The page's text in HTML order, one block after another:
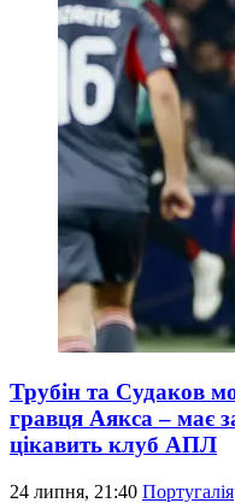
Трубін та Судаков
гравця Аякса – має
цікавить клуб АПЛ
24 липня, 21:40 Португалія